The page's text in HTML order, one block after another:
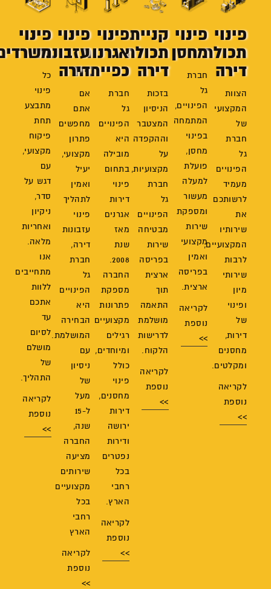
פינוי
תכולת
דירה
הצוות
המקצועי
של
חברת
גל
הפינויים
מעמיד
לרשותכם
את
שירותיו
המקצועיים,
לרבות
שירותי
מיון
ופינוי
של
דירות,
מחסנים
ומקלטים.
לקריאה
נוספת
>>
פינוי
מחסן
חברת
גל
הפינויים,
המתמחה
בפינוי
מחסן,
פועלת
למעלה
מעשור
ומספקת
שירות
מקצועי
ואמין
בפריסה
ארצית.
לקריאה
נוספת
>>
קניית
תכולת
דירה
בזכות
הניסיון
המצטבר
וההקפדה
על
מקצועיות,
חברת
גל
הפינויים
מבטיחה
שירות
בפריסה
ארצית
תוך
התאמה
מושלמת
לדרישות
הלקוח.
לקריאה
נוספת
>>
פינוי
אגרנות
כפייתית
חברת
גל
הפינויים
היא
מובילה
בתחום
פינוי
דירות
אגרנים
מאז
שנת
2008.
החברה
מספקת
פתרונות
מקצועיים
רגילים
ומיוחדים,
כולל
פינוי
מחסנים,
דירות
ירושה
ודירות
נפטרים
בכל
רחבי
הארץ.
לקריאה
נוספת
>>
פינוי
עזבונות
דירה
אם
אתם
מחפשים
פתרון
מקצועי,
יעיל
ואמין
לתהליך
פינוי
עזבונות
דירה,
חברת
גל
הפינויים
היא
הבחירה
המושלמת.
עם
ניסיון
של
מעל
ל-15
שנה,
החברה
מציעה
שירותים
מקצועיים
בכל
רחבי
הארץ
לקריאה
נוספת
>>
פינוי
כל
פינוי
מתבצע
תחת
פיקוח
מקצועי,
עם
דגש על
סדר,
ניקיון
ואחריות
מלאה.
אנו
מתחייבים
ללוות
אתכם
עד
לסיום
מושלם
של
התהליך.
לקריאה
נוספת
>>